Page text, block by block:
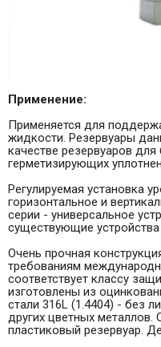
Применение:
Применяется для
жидкости. Резервуары
качестве резервуаров
герметизирующих
Регулируемая установка
горизонтальное и
серии - универсальное
существующие устройства
Очень прочная
требованиям
соответствует классу
изготовлены из
стали 316L (1.4404) - без
других цветных
пластиковый резервуар.